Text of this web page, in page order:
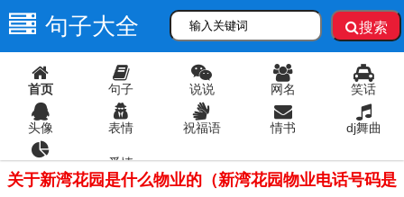
句子大全 搜索
首页 句子 说说 网名 笑话
头像 表情 祝福语 情书 dj舞曲
爱情
关于新湾花园是什么物业的（新湾花园物业电话号码是